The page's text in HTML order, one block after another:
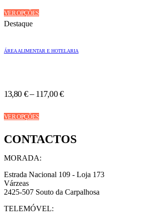
product
page
VER OPÇÕESThis
product
The
on
product
page
Destaque
ÁREA ALIMENTAR E HOTELARIA
13,80 €–117,00€
VER OPÇÕESThis
product
multiple
The
may
chosen
the
CONTACTOS
MORADA:
Estrada Nacional 109 - Loja 173
Várzeas
2425-507 Souto da Carpalhosa
TELEMÓVEL: